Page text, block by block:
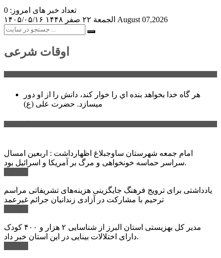
تعداد خبر های امروز: 0
۱۴۰۵/۰۵/۱۶
الجمعة ۲۲ صفر ۱۴۴۸ August 07,2026
اوقات شرعی
هر گاه خدا بخواهد بنده اي را خوار كند، دانش را از او دور
میسازد. حضرت علی (ع)
امام جمعه شهرستان ساوجبلاغ اظهارداشت : اربعین امسال
سراسر حماسه خونخواهی و مرگ بر آمریکا و اسرائیل بود.
یادداشتی برای ترویج فرهنگ جایگزینی هزینه‌های تشریفاتی مراسم
ترحیم با مشارکت در آزادی زندانیان جرائم غیرعمد
مدیر کل بهزیستی استان البرز از شناسایی ۲ هزار و ۴۰۰ کودک
دارای اختلالات بینایی در این استان خبر داد.